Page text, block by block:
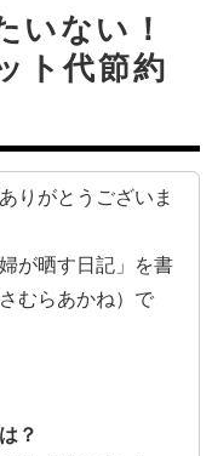
いない！
ト代節約
りがとうございま
が晒す日記」を書
むらあかね）で
？